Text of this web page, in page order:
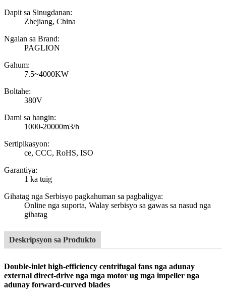
Dapit sa Sinugdanan:
Zhejiang, China
Ngalan sa Brand:
PAGLION
Gahum:
7.5~4000KW
Boltahe:
380V
Dami sa hangin:
1000-20000m3/h
Sertipikasyon:
ce, CCC, RoHS, ISO
Garantiya:
1 ka tuig
Gihatag nga Serbisyo pagkahuman sa pagbaligya:
Online nga suporta, Walay serbisyo sa gawas sa nasud nga
gihatag
Deskripsyon sa Produkto
Double-inlet high-efficiency centrifugal fans nga adunay
external direct-drive nga mga motor ug mga impeller nga
adunay forward-curved blades